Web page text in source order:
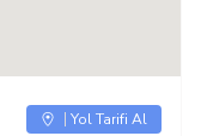
Yol Tarifi Al